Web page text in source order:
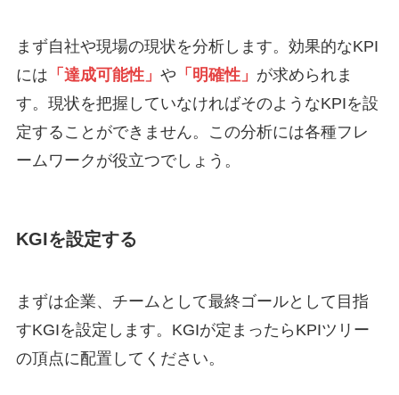
まず自社や現場の現状を分析します。効果的なKPI
には 「達成可能性」 や 「明確性」 が求められま
す。現状を把握していなければそのようなKPIを設
定することができません。この分析には各種フレ
ームワークが役立つでしょう。
KGIを設定する
まずは企業、チームとして最終ゴールとして目指
すKGIを設定します。KGIが定まったらKPIツリー
の頂点に配置してください。